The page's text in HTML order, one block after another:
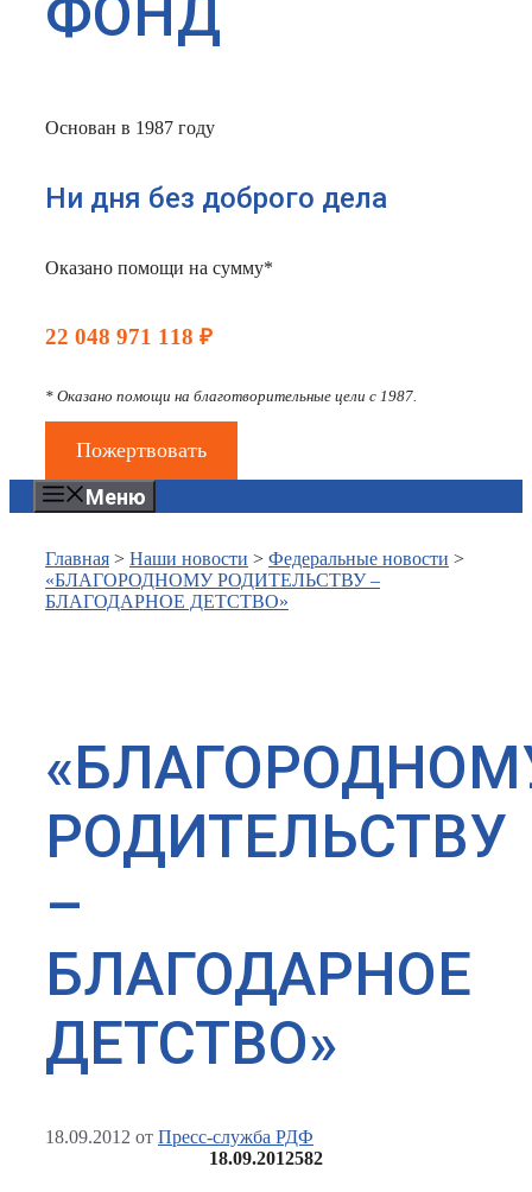
ФОНД
Основан в 1987 году
Ни дня без доброго дела
Оказано помощи на сумму*
22 048 971 118 ₽
* Оказано помощи на благотворительные цели с 1987.
Пожертвовать
Меню
Главная > Наши новости > Федеральные новости >
«БЛАГОРОДНОМУ РОДИТЕЛЬСТВУ –
БЛАГОДАРНОЕ ДЕТСТВО»
РОДИТЕЛЬСТВУ
–
БЛАГОДАРНОЕ
ДЕТСТВО»
18.09.2012 от Пресс-служба РДФ
18.09.2012582